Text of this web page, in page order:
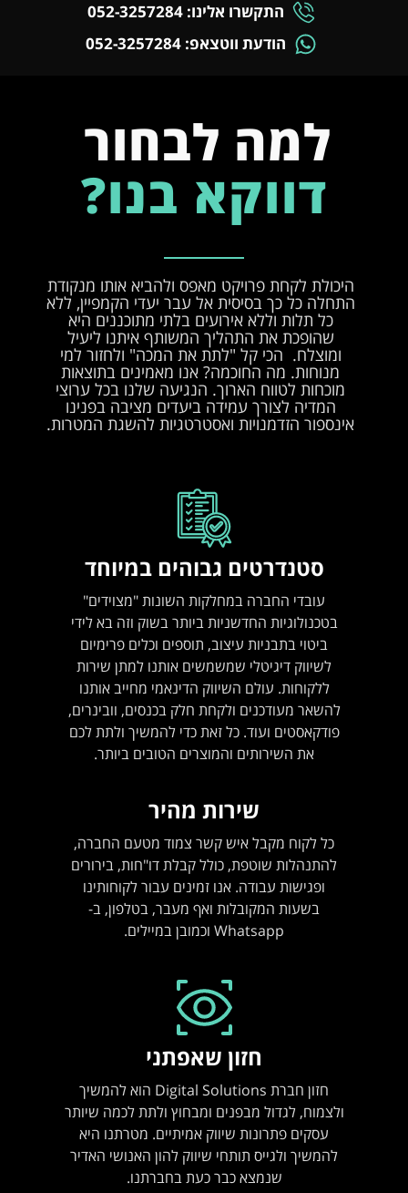
התקשרו אלינו: 052-3257284
הודעת ווטצאפ: 052-3257284
למה לבחור
דווקא בנו?
היכולת לקחת פרויקט מאפס ולהביא אותו מנקודת
התחלה כל כך בסיסית אל עבר יעדי הקמפיין, ללא
כל תלות וללא אירועים בלתי מתוכננים היא
שהופכת את התהליך המשותף איתנו ליעיל
ומוצלח. הכי קל "לתת את המכה" ולחזור למי
מנוחות. מה החוכמה? אנו מאמינים בתוצאות
מוכחות לטווח הארוך. הנגיעה שלנו בכל ערוצי
המדיה לצורך עמידה ביעדים מציבה בפנינו
אינספור הזדמנויות ואסטרטגיות להשגת המטרות.
סטנדרטים גבוהים במיוחד
עובדי החברה במחלקות השונות "מצוידים"
בטכנולוגיות החדשניות ביותר בשוק וזה בא לידי
ביטוי בתבניות עיצוב, תוספים וכלים פרימיום
לשיווק דיגיטלי שמשמשים אותנו למתן שירות
ללקוחות. עולם השיווק הדינאמי מחייב אותנו
להשאר מעודכנים ולקחת חלק בכנסים, וובינרים,
פודקאסטים ועוד. כל זאת כדי להמשיך ולתת לכם
את השירותים והמוצרים הטובים ביותר.
שירות מהיר
כל לקוח מקבל איש קשר צמוד מטעם החברה,
להתנהלות שוטפת, כולל קבלת דו"חות, בירורים
ופגישות עבודה. אנו זמינים עבור לקוחותינו
בשעות המקובלות ואף מעבר, בטלפון, ב-
Whatsapp וכמובן במיילים.
חזון שאפתני
חזון חברת Digital Solutions הוא להמשיך
ולצמוח, לגדול מבפנים ומבחוץ ולתת לכמה שיותר
עסקים פתרונות שיווק אמיתיים. מטרתנו היא
להמשיך ולגייס תותחי שיווק להון האנושי האדיר
שנמצא כבר כעת בחברתנו.